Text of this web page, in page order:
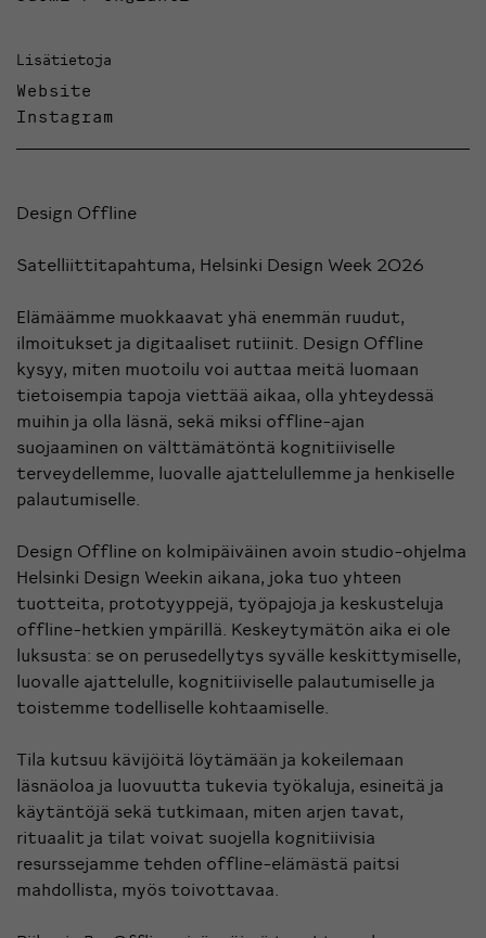
Lisätietoja
Website
Instagram
Design Offline
Satelliittitapahtuma, Helsinki Design Week 2026
Elämäämme muokkaavat yhä enemmän ruudut,
ilmoitukset ja digitaaliset rutiinit. Design Offline
kysyy, miten muotoilu voi auttaa meitä luomaan
tietoisempia tapoja viettää aikaa, olla yhteydessä
muihin ja olla läsnä, sekä miksi offline-ajan
suojaaminen on välttämätöntä kognitiiviselle
terveydellemme, luovalle ajattelullemme ja henkiselle
palautumiselle.
Design Offline on kolmipäiväinen avoin studio-ohjelma
Helsinki Design Weekin aikana, joka tuo yhteen
tuotteita, prototyyppejä, työpajoja ja keskusteluja
offline-hetkien ympärillä. Keskeytymätön aika ei ole
luksusta: se on perusedellytys syvälle keskittymiselle,
luovalle ajattelulle, kognitiiviselle palautumiselle ja
toistemme todelliselle kohtaamiselle.
Tila kutsuu kävijöitä löytämään ja kokeilemaan
läsnäoloa ja luovuutta tukevia työkaluja, esineitä ja
käytäntöjä sekä tutkimaan, miten arjen tavat,
rituaalit ja tilat voivat suojella kognitiivisia
resurssejamme tehden offline-elämästä paitsi
mahdollista, myös toivottavaa.